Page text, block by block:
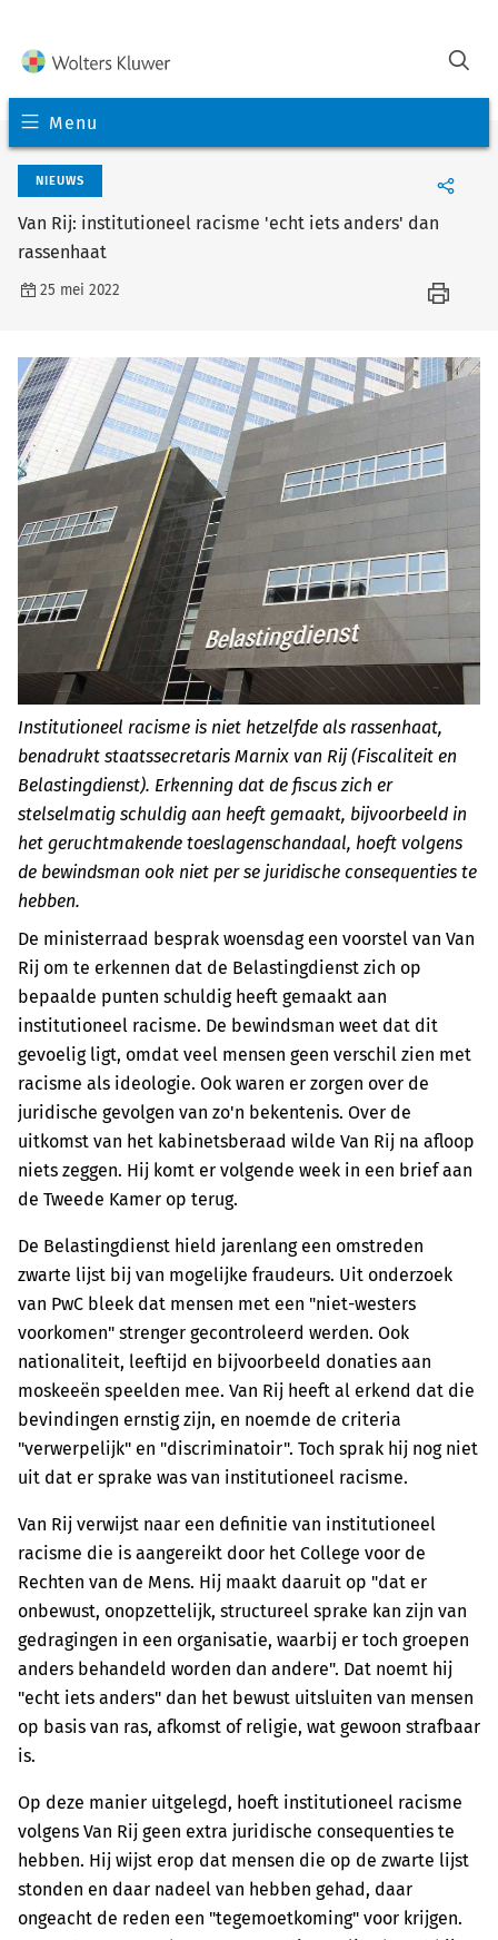
Menu
NIEUWS
Van Rij: institutioneel racisme 'echt iets anders' dan
rassenhaat
25 mei 2022
Institutioneel racisme is niet hetzelfde als rassenhaat,
benadrukt staatssecretaris Marnix van Rij (Fiscaliteit en
Belastingdienst). Erkenning dat de fiscus zich er
stelselmatig schuldig aan heeft gemaakt, bijvoorbeeld in
het geruchtmakende toeslagenschandaal, hoeft volgens
de bewindsman ook niet per se juridische consequenties te
hebben.
De ministerraad besprak woensdag een voorstel van Van
Rij om te erkennen dat de Belastingdienst zich op
bepaalde punten schuldig heeft gemaakt aan
institutioneel racisme. De bewindsman weet dat dit
gevoelig ligt, omdat veel mensen geen verschil zien met
racisme als ideologie. Ook waren er zorgen over de
juridische gevolgen van zo'n bekentenis. Over de
uitkomst van het kabinetsberaad wilde Van Rij na afloop
niets zeggen. Hij komt er volgende week in een brief aan
de Tweede Kamer op terug.
De Belastingdienst hield jarenlang een omstreden
zwarte lijst bij van mogelijke fraudeurs. Uit onderzoek
van PwC bleek dat mensen met een "niet-westers
voorkomen" strenger gecontroleerd werden. Ook
nationaliteit, leeftijd en bijvoorbeeld donaties aan
moskeeën speelden mee. Van Rij heeft al erkend dat die
bevindingen ernstig zijn, en noemde de criteria
"verwerpelijk" en "discriminatoir". Toch sprak hij nog niet
uit dat er sprake was van institutioneel racisme.
Van Rij verwijst naar een definitie van institutioneel
racisme die is aangereikt door het College voor de
Rechten van de Mens. Hij maakt daaruit op "dat er
onbewust, onopzettelijk, structureel sprake kan zijn van
gedragingen in een organisatie, waarbij er toch groepen
anders behandeld worden dan andere". Dat noemt hij
"echt iets anders" dan het bewust uitsluiten van mensen
op basis van ras, afkomst of religie, wat gewoon strafbaar
is.
Op deze manier uitgelegd, hoeft institutioneel racisme
volgens Van Rij geen extra juridische consequenties te
hebben. Hij wijst erop dat mensen die op de zwarte lijst
stonden en daar nadeel van hebben gehad, daar
ongeacht de reden een "tegemoetkoming" voor krijgen.